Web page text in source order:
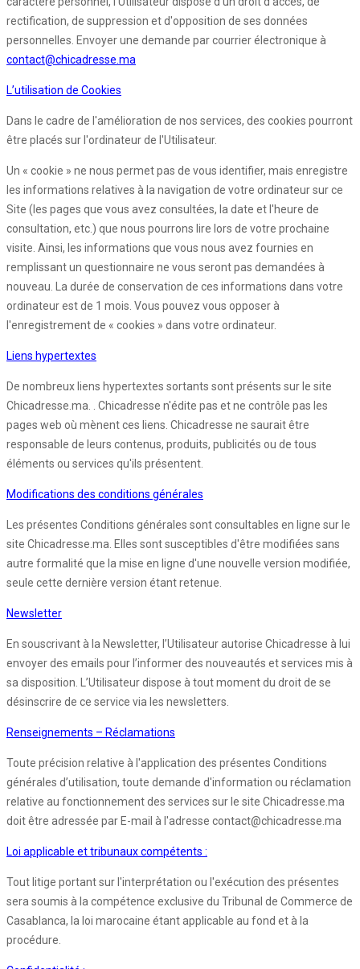
rectification, de suppression et d'opposition de ses données
personnelles. Envoyer une demande par courrier électronique à
contact@chicadresse.ma
L’utilisation de Cookies
Dans le cadre de l'amélioration de nos services, des cookies pourront
être placés sur l'ordinateur de l'Utilisateur.
Un « cookie » ne nous permet pas de vous identifier, mais enregistre
les informations relatives à la navigation de votre ordinateur sur ce
Site (les pages que vous avez consultées, la date et l'heure de
consultation, etc.) que nous pourrons lire lors de votre prochaine
visite. Ainsi, les informations que vous nous avez fournies en
remplissant un questionnaire ne vous seront pas demandées à
nouveau. La durée de conservation de ces informations dans votre
ordinateur est de 1 mois. Vous pouvez vous opposer à
l'enregistrement de « cookies » dans votre ordinateur.
Liens hypertextes
De nombreux liens hypertextes sortants sont présents sur le site
Chicadresse.ma. . Chicadresse n'édite pas et ne contrôle pas les
pages web où mènent ces liens. Chicadresse ne saurait être
responsable de leurs contenus, produits, publicités ou de tous
éléments ou services qu'ils présentent.
Modifications des conditions générales
Les présentes Conditions générales sont consultables en ligne sur le
site Chicadresse.ma. Elles sont susceptibles d'être modifiées sans
autre formalité que la mise en ligne d'une nouvelle version modifiée,
seule cette dernière version étant retenue.
Newsletter
En souscrivant à la Newsletter, l’Utilisateur autorise Chicadresse à lui
envoyer des emails pour l’informer des nouveautés et services mis à
sa disposition. L’Utilisateur dispose à tout moment du droit de se
désinscrire de ce service via les newsletters.
Renseignements – Réclamations
Toute précision relative à l'application des présentes Conditions
générales d’utilisation, toute demande d'information ou réclamation
relative au fonctionnement des services sur le site Chicadresse.ma
doit être adressée par E-mail à l'adresse contact@chicadresse.ma
Loi applicable et tribunaux compétents :
Tout litige portant sur l'interprétation ou l'exécution des présentes
sera soumis à la compétence exclusive du Tribunal de Commerce de
Casablanca, la loi marocaine étant applicable au fond et à la
procédure.